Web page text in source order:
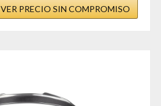
VER PRECIO SIN COMPROMISO